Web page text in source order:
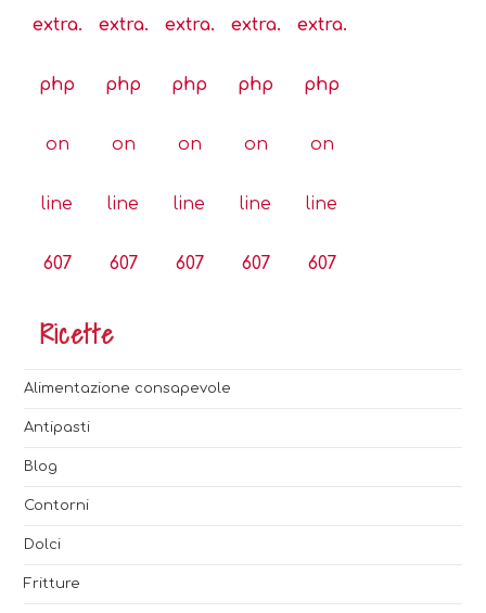
extra.
php
on
line
607
extra.
php
on
line
607
extra.
php
on
line
607
extra.
php
on
line
607
extra.
php
on
line
607
Ricette
Alimentazione consapevole
Antipasti
Blog
Contorni
Dolci
Fritture